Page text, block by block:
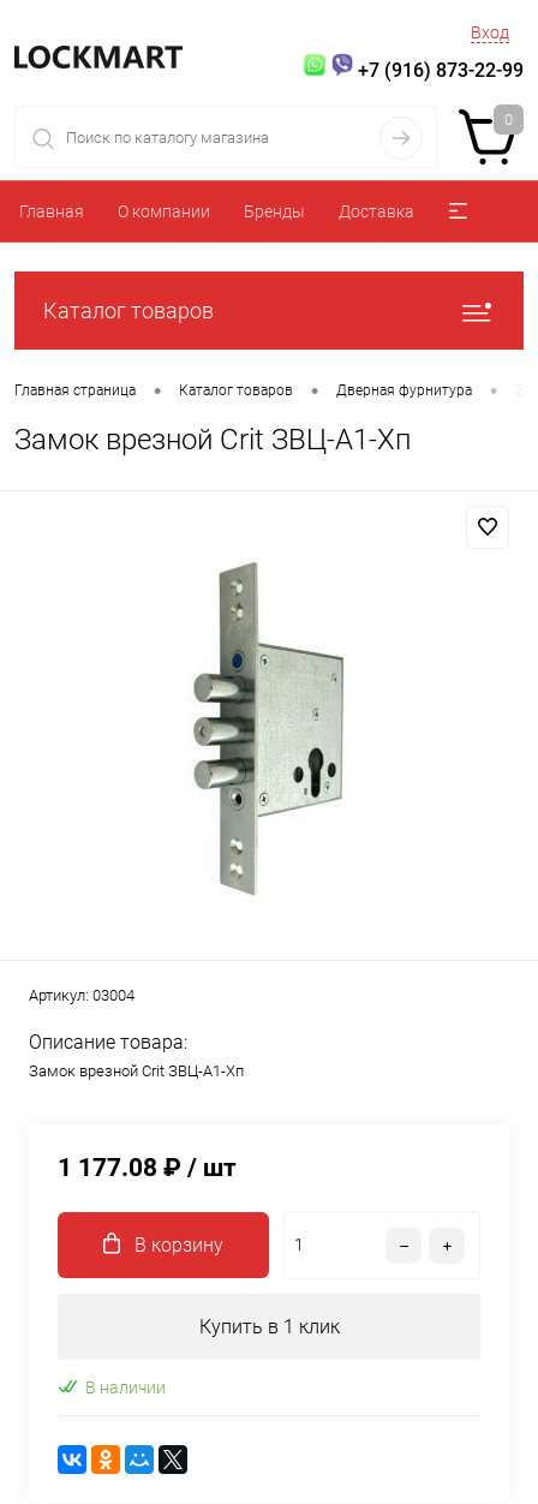
Вход
+7 (916) 873-22-99
0
Главная О компании Бренды Доставка
Каталог товаров
Главная страница • Каталог товаров • Дверная фурнитура •
Замок врезной Crit ЗВЦ-А1-Хп
Артикул: 03004
Описание товара:
Замок врезной Crit ЗВЦ-А1-Хп
1 177.08 ₽ / шт
В корзину
Купить в 1 клик
В наличии